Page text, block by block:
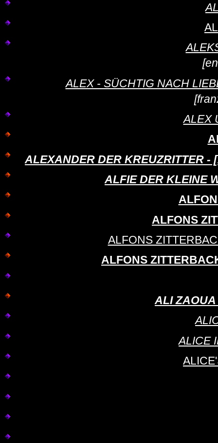
ALEX - SÜCHTIG NACH
ALEX
ALEXANDER DER KREUZRITTER
ALFIE DER KLEINE
ALFONS
ALFONS
ALFONS
ALI ZAOUA
ALICE